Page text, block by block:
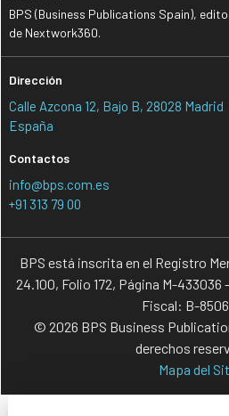
BPS (Business Publications Spain),
de Nextwork360.
Dirección
Calle Azcona 12, Bajo B, 28028 Madrid
España
Contactos
info@bps.com.es
+91 313 79 00
BPS está inscrita en el Registro
24.100, Folio 172, Página M-
Fiscal: B-
© 2026 BPS Business
derechos
Mapa del